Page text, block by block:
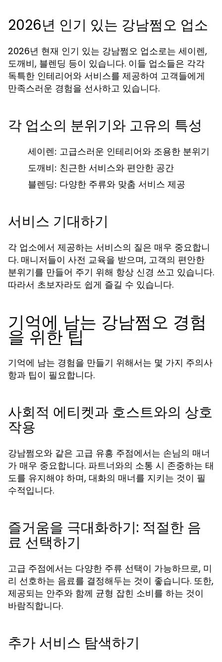
2026년 인기 있는 강남쩜오 업소
2026년 현재 인기 있는 강남쩜오 업소로는 세이렌,
도깨비, 블렌딩 등이 있습니다. 이들 업소들은 각각
독특한 인테리어와 서비스를 제공하여 고객들에게
만족스러운 경험을 선사하고 있습니다.
각 업소의 분위기와 고유의 특성
세이렌: 고급스러운 인테리어와 조용한 분위기
도깨비: 친근한 서비스와 편안한 공간
블렌딩: 다양한 주류와 맞춤 서비스 제공
서비스 기대하기
각 업소에서 제공하는 서비스의 질은 매우 중요합니
다. 매니저들이 사전 교육을 받으며, 고객의 편안한
분위기를 만들어 주기 위해 항상 신경 쓰고 있습니다.
따라서 초보자라도 쉽게 즐길 수 있습니다.
기억에 남는 강남쩜오 경험
을 위한 팁
기억에 남는 경험을 만들기 위해서는 몇 가지 주의사
항과 팁이 필요합니다.
사회적 에티켓과 호스트와의 상호
작용
강남쩜오와 같은 고급 유흥 주점에서는 손님의 매너
가 매우 중요합니다. 파트너와의 소통 시 존중하는 태
도를 유지해야 하며, 대화의 매너를 지키는 것이 필
수적입니다.
즐거움을 극대화하기: 적절한 음
료 선택하기
고급 주점에서는 다양한 주류 선택이 가능하므로, 미
리 선호하는 음료를 결정해두는 것이 좋습니다. 또한,
제공되는 안주와 함께 균형 잡힌 소비를 하는 것이
바람직합니다.
추가 서비스 탐색하기